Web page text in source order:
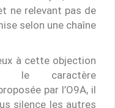
ne relevant pas de
selon une chaîne
à cette objection
le caractère
par l’O9A, il
silence les autres